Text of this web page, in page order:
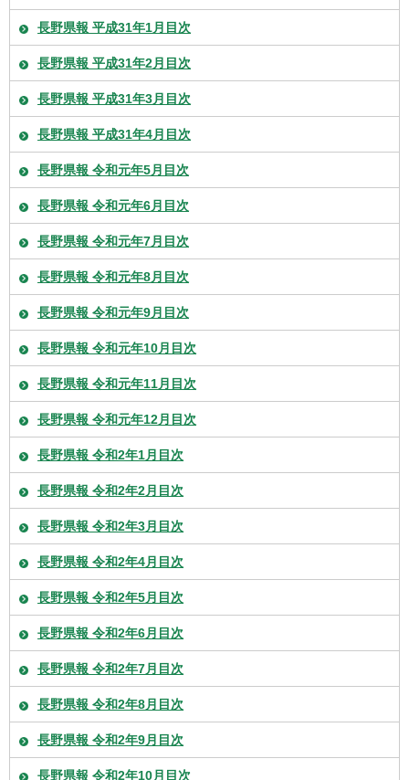
長野県報 平成31年1月目次
長野県報 平成31年2月目次
長野県報 平成31年3月目次
長野県報 平成31年4月目次
長野県報 令和元年5月目次
長野県報 令和元年6月目次
長野県報 令和元年7月目次
長野県報 令和元年8月目次
長野県報 令和元年9月目次
長野県報 令和元年10月目次
長野県報 令和元年11月目次
長野県報 令和元年12月目次
長野県報 令和2年1月目次
長野県報 令和2年2月目次
長野県報 令和2年3月目次
長野県報 令和2年4月目次
長野県報 令和2年5月目次
長野県報 令和2年6月目次
長野県報 令和2年7月目次
長野県報 令和2年8月目次
長野県報 令和2年9月目次
長野県報 令和2年10月目次